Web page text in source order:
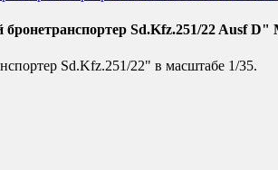
Sd.Kfz.251/22 Ausf D"
Sd.Kfz.251/22" в масштабе 1/35.